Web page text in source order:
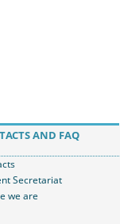
AND FAQ
Secretariat
we are